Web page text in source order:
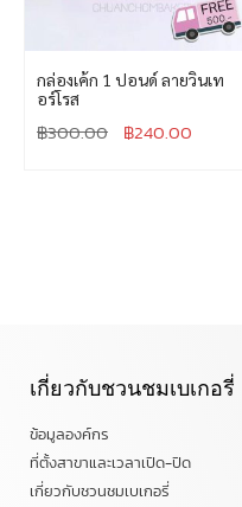
กล่องเค้ก 1 ปอนด์ ลายวินเท
อร์โรส
฿300.00 ฿240.00
เกี่ยวกับชวนชมเบเกอรี่
ข้อมูลองค์กร
ที่ตั้งสาขาและเวลาเปิด-ปิด
เกี่ยวกับชวนชมเบเกอรี่